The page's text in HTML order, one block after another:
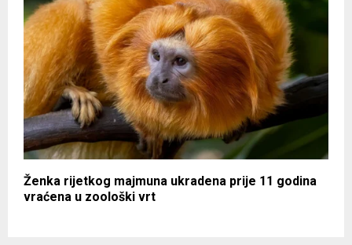
Ženka rijetkog majmuna ukradena prije 11 godina
vraćena u zoološki vrt